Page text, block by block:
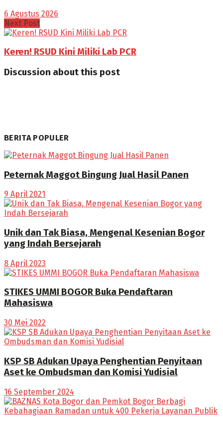
6 Agustus 2026
Next Post
Keren! RSUD Kini Miliki Lab PCR
Discussion about this post
BERITA POPULER
Peternak Maggot Bingung Jual Hasil Panen
9 April 2021
Unik dan Tak Biasa, Mengenal Kesenian Bogor
yang Indah Bersejarah
8 April 2023
STIKES UMMI BOGOR Buka Pendaftaran
Mahasiswa
30 Mei 2022
KSP SB Adukan Upaya Penghentian Penyitaan
Aset ke Ombudsman dan Komisi Yudisial
16 September 2024